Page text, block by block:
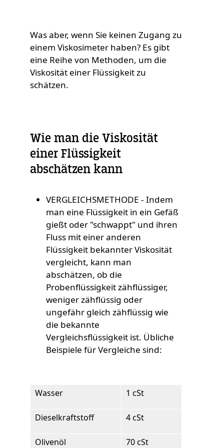
Was aber, wenn Sie keinen Zugang zu
einem Viskosimeter haben? Es gibt
eine Reihe von Methoden, um die
Viskosität einer Flüssigkeit zu
schätzen.
Wie man die Viskosität
einer Flüssigkeit
abschätzen kann
VERGLEICHSMETHODE - Indem
man eine Flüssigkeit in ein Gefäß
gießt oder "schwappt" und ihren
Fluss mit einer anderen
Flüssigkeit bekannter Viskosität
vergleicht, kann man
abschätzen, ob die
Probenflüssigkeit zähflüssiger,
weniger zähflüssig oder
ungefähr gleich zähflüssig wie
die bekannte
Vergleichsflüssigkeit ist. Übliche
Beispiele für Vergleiche sind:
Wasser 1 cSt
Dieselkraftstoff 4 cSt
Olivenöl 70 cSt